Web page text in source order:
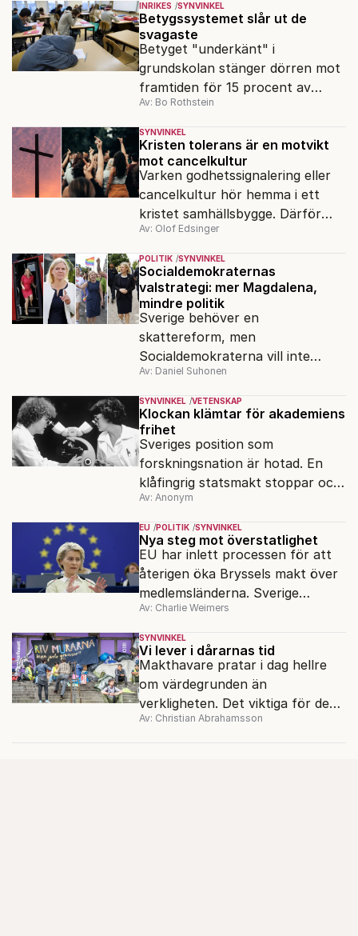
INRIKES SYNVINKEL
Betygssystemet slår ut de
svagaste
Betyget "underkänt" i
grundskolan stänger dörren mot
framtiden för 15 procent av
avgångseleverna. Det måste
bort, skriver Bo Rothstein.
Av: Bo Rothstein
SYNVINKEL
Kristen tolerans är en motvikt
mot cancelkultur
Varken godhetssignalering eller
cancelkultur hör hemma i ett
kristet samhällsbygge. Därför
behövs det kristna arvet som
motvikt mot dagens intolerans.
Av: Olof Edsinger
POLITIK SYNVINKEL
Socialdemokraternas
valstrategi: mer Magdalena,
mindre politik
Sverige behöver en
skattereform, men
Socialdemokraterna vill inte
reformera – de vill att valet ska
handla om Magdalena
Andersson, skriver Daniel
Suhonen.
Av: Daniel Suhonen
SYNVINKEL VETENSKAP
Klockan klämtar för akademiens
frihet
Sveriges position som
forskningsnation är hotad. En
klåfingrig statsmakt stoppar och
åtalar forskare på mycket
tveksamma grunder.
Av: Anonym
EU POLITIK SYNVINKEL
Nya steg mot överstatlighet
EU har inlett processen för att
återigen öka Bryssels makt över
medlemsländerna. Sverige
försöker skademinimera, men det
räcker inte.
Av: Charlie Weimers
SYNVINKEL
Vi lever i dårarnas tid
Makthavare pratar i dag hellre
om värdegrunden än
verkligheten. Det viktiga för dem
är hur det borde vara. Ingen vill
Av: Christian Abrahamsson